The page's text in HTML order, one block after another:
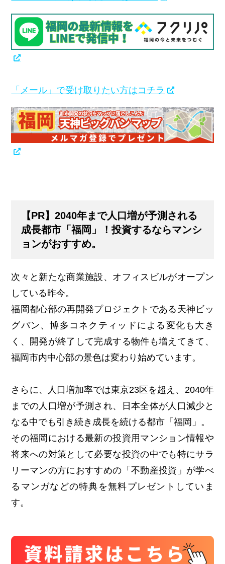
「メール」で受け取りたい方はコチラ
【PR】2040年まで人口増が予測される
成長都市「福岡」！投資するならマンシ
ョンがおすすめ。
次々と新たな商業施設、オフィスビルがオープン
している昨今。
福岡都心部の再開発プロジェクトである天神ビッ
グバン、博多コネクティッドによる変化も大き
く、開発が終了して完成する物件も増えてきて、
福岡市内中心部の景色は変わり始めています。
さらに、人口増加率では東京23区を超え、2040年
までの人口増が予測され、日本全体が人口減少と
なる中でも引き続き成長を続ける都市「福岡」。
その福岡における最新の投資用マンション情報や
将来への対策として必要な投資の中でも特にサラ
リーマンの方におすすめの「不動産投資」が学べ
るマンガなどの特典を無料プレゼントしていま
す。